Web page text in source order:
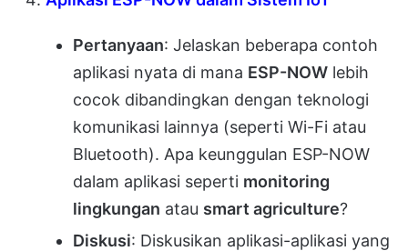
Pertanyaan: Jelaskan beberapa contoh
aplikasi nyata di mana ESP-NOW lebih
cocok dibandingkan dengan teknologi
komunikasi lainnya (seperti Wi-Fi atau
Bluetooth). Apa keunggulan ESP-NOW
dalam aplikasi seperti monitoring
lingkungan atau smart agriculture?
Diskusi: Diskusikan aplikasi-aplikasi yang